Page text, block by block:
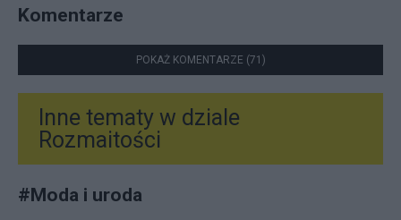
Komentarze
POKAŻ KOMENTARZE (71)
Inne tematy w dziale
Rozmaitości
#Moda i uroda